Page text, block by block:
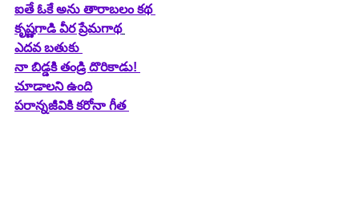
ఐతే ఓకే అను తారాబలం కథ
కృష్ణగాడి వీర ప్రేమగాథ
ఎదవ బతుకు
నా బిడ్డకి తండ్రి దొరికాడు!
చూడాలని ఉంది
పరాన్నజీవికి కరోనా గీత